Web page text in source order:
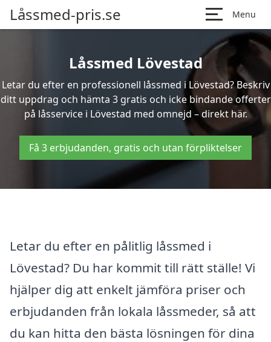
Låssmed-pris.se Menu
Låssmed Lövestad
Letar du efter en professionell låssmed i Lövestad? Beskriv
ditt uppdrag och hämta 3 gratis och icke bindande offerter
på låsservice i Lövestad med omnejd – direkt här.
Få 3 erbjudanden, gratis och utan förpliktelser
Letar du efter en pålitlig låssmed i
Lövestad? Du har kommit till rätt ställe! Vi
hjälper dig att enkelt jämföra priser och
erbjudanden från lokala låssmeder, så att
du kan hitta den bästa lösningen för dina